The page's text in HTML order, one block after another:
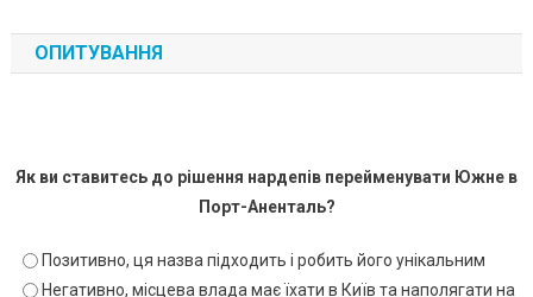
ОПИТУВАННЯ
Як ви ставитесь до рішення нардепів перейменувати Южне в
Порт-Аненталь?
Позитивно, ця назва підходить і робить його унікальним
Негативно, місцева влада має їхати в Київ та наполягати на